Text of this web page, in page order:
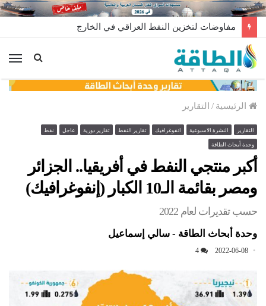
الرئيسية / التقارير
التقارير النشرة الاسبوعية انفوغرافيك تقارير النفط تقارير دورية عاجل نفط
وحدة أبحاث الطاقة
أكبر منتجي النفط في أفريقيا.. الجزائر
ومصر بقائمة الـ10 الكبار (إنفوغرافيك)
حسب تقديرات لعام 2022
وحدة أبحاث الطاقة - سالي إسماعيل
2022-06-08
4